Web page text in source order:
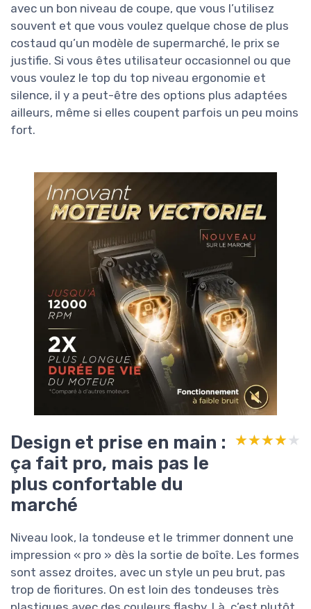
avec un bon niveau de coupe, que vous l’utilisez
souvent et que vous voulez quelque chose de plus
costaud qu’un modèle de supermarché, le prix se
justifie. Si vous êtes utilisateur occasionnel ou que
vous voulez le top du top niveau ergonomie et
silence, il y a peut-être des options plus adaptées
ailleurs, même si elles coupent parfois un peu moins
fort.
Design et prise en main :
ça fait pro, mais pas le
plus confortable du
marché
★★★★★
★★★★★
Niveau look, la tondeuse et le trimmer donnent une
impression « pro » dès la sortie de boîte. Les formes
sont assez droites, avec un style un peu brut, pas
trop de fioritures. On est loin des tondeuses très